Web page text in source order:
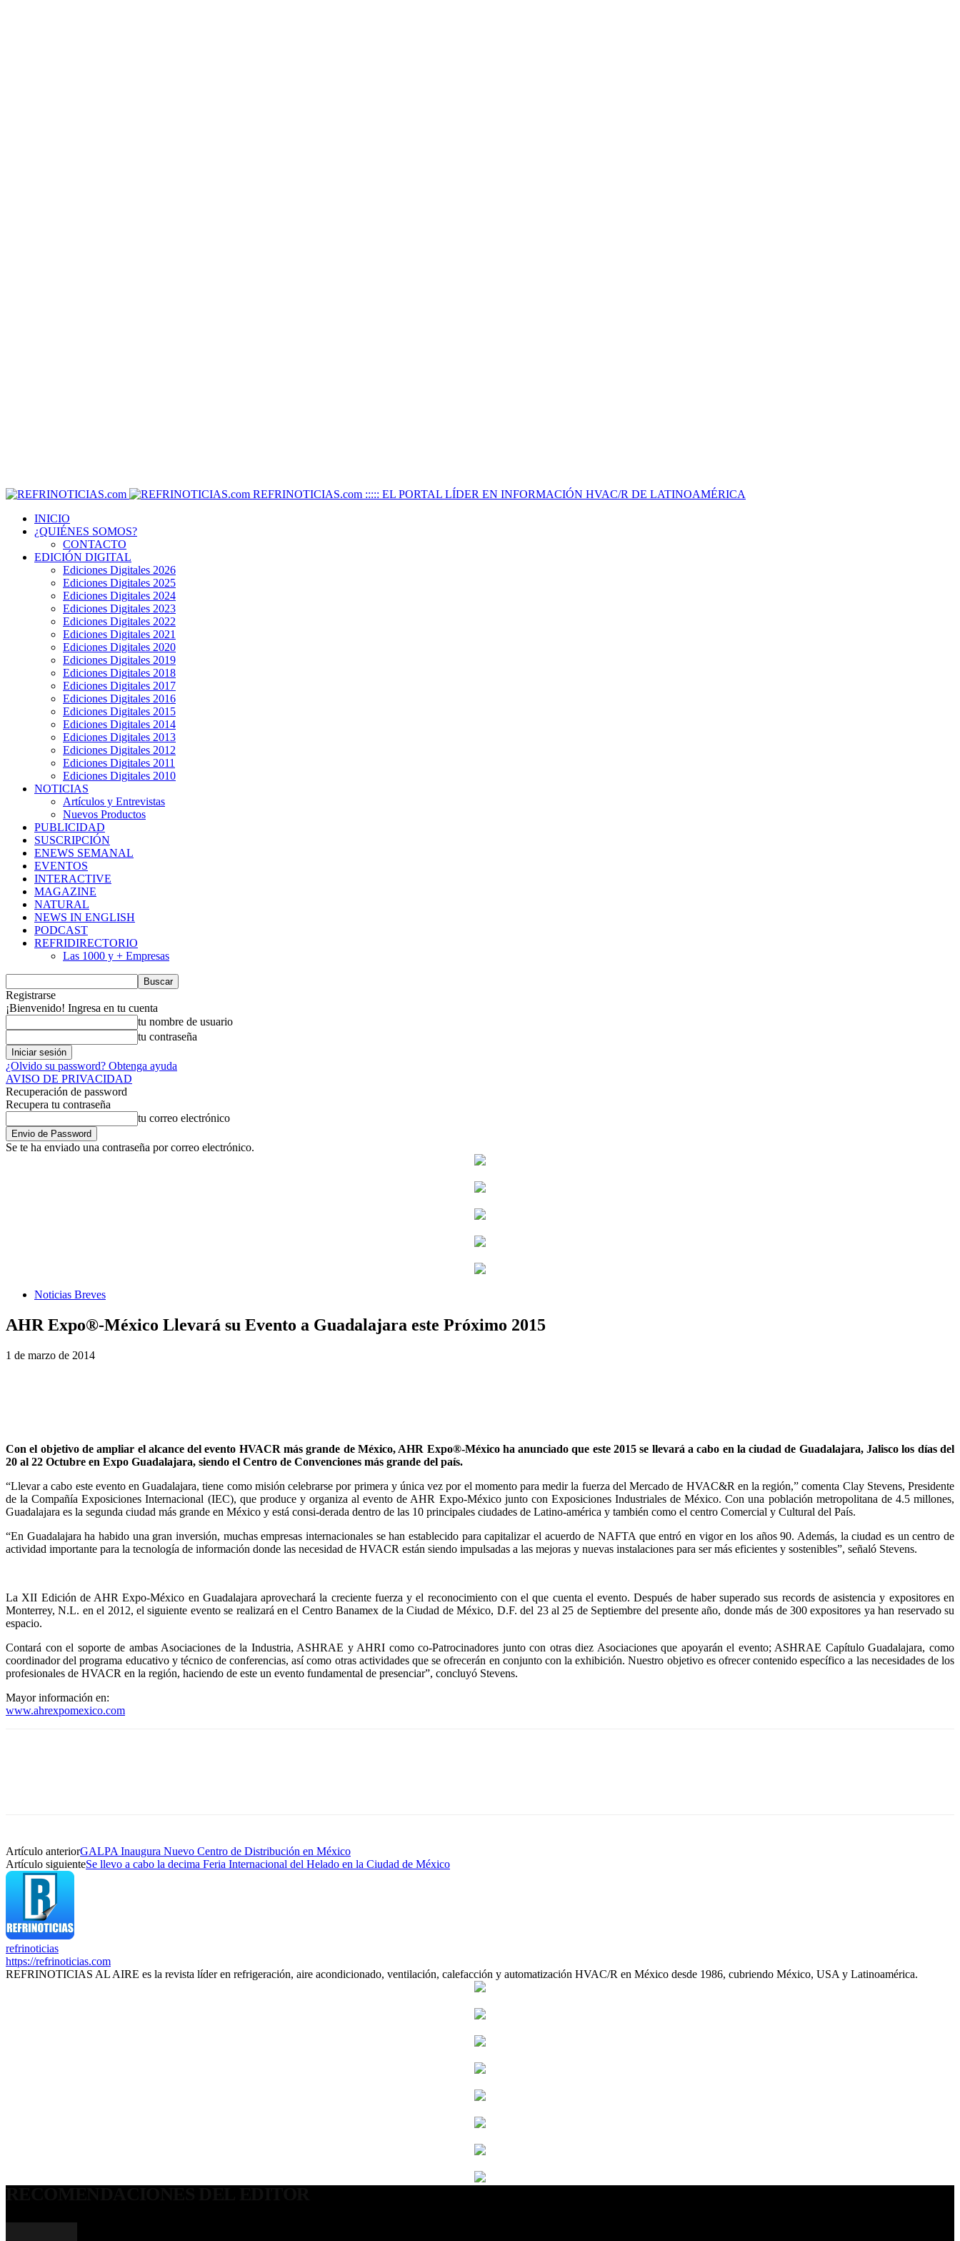
REFRINOTICIAS.com ::::: EL PORTAL LÍDER EN INFORMACIÓN HVAC/R DE LATINOAMÉRICA
INICIO
¿QUIÉNES SOMOS?
CONTACTO
EDICIÓN DIGITAL
Ediciones Digitales 2026
Ediciones Digitales 2025
Ediciones Digitales 2024
Ediciones Digitales 2023
Ediciones Digitales 2022
Ediciones Digitales 2021
Ediciones Digitales 2020
Ediciones Digitales 2019
Ediciones Digitales 2018
Ediciones Digitales 2017
Ediciones Digitales 2016
Ediciones Digitales 2015
Ediciones Digitales 2014
Ediciones Digitales 2013
Ediciones Digitales 2012
Ediciones Digitales 2011
Ediciones Digitales 2010
NOTICIAS
Artículos y Entrevistas
Nuevos Productos
PUBLICIDAD
SUSCRIPCIÓN
ENEWS SEMANAL
EVENTOS
INTERACTIVE
MAGAZINE
NATURAL
NEWS IN ENGLISH
PODCAST
REFRIDIRECTORIO
Las 1000 y + Empresas
Registrarse
¡Bienvenido! Ingresa en tu cuenta
tu nombre de usuario
tu contraseña
¿Olvido su password? Obtenga ayuda
AVISO DE PRIVACIDAD
Recuperación de password
Recupera tu contraseña
tu correo electrónico
Se te ha enviado una contraseña por correo electrónico.
Noticias Breves
AHR Expo®-México Llevará su Evento a Guadalajara este Próximo 2015
1 de marzo de 2014
Con el objetivo de ampliar el alcance del evento HVACR más grande de México, AHR Expo®-México ha anunciado que este 2015 se llevará a cabo en la ciudad de Guadalajara, Jalisco los días del
20 al 22 Octubre en Expo Guadalajara, siendo el Centro de Convenciones más grande del país.
“Llevar a cabo este evento en Guadalajara, tiene como misión celebrarse por primera y única vez por el momento para medir la fuerza del Mercado de HVAC&R en la región,” comenta Clay Stevens, Presidente
de la Compañía Exposiciones Internacional (IEC), que produce y organiza al evento de AHR Expo-México junto con Exposiciones Industriales de México. Con una población metropolitana de 4.5 millones,
Guadalajara es la segunda ciudad más grande en México y está consi-derada dentro de las 10 principales ciudades de Latino-américa y también como el centro Comercial y Cultural del País.
“En Guadalajara ha habido una gran inversión, muchas empresas internacionales se han establecido para capitalizar el acuerdo de NAFTA que entró en vigor en los años 90. Además, la ciudad es un centro de
actividad importante para la tecnología de información donde las necesidad de HVACR están siendo impulsadas a las mejoras y nuevas instalaciones para ser más eficientes y sostenibles”, señaló Stevens.
La XII Edición de AHR Expo-México en Guadalajara aprovechará la creciente fuerza y el reconocimiento con el que cuenta el evento. Después de haber superado sus records de asistencia y expositores en
Monterrey, N.L. en el 2012, el siguiente evento se realizará en el Centro Banamex de la Ciudad de México, D.F. del 23 al 25 de Septiembre del presente año, donde más de 300 expositores ya han reservado su
espacio.
Contará con el soporte de ambas Asociaciones de la Industria, ASHRAE y AHRI como co-Patrocinadores junto con otras diez Asociaciones que apoyarán el evento; ASHRAE Capítulo Guadalajara, como
coordinador del programa educativo y técnico de conferencias, así como otras actividades que se ofrecerán en conjunto con la exhibición. Nuestro objetivo es ofrecer contenido específico a las necesidades de los
profesionales de HVACR en la región, haciendo de este un evento fundamental de presenciar”, concluyó Stevens.
Mayor información en:
www.ahrexpomexico.com
Artículo anteriorGALPA Inaugura Nuevo Centro de Distribución en México
Artículo siguienteSe llevo a cabo la decima Feria Internacional del Helado en la Ciudad de México
refrinoticias
https://refrinoticias.com
REFRINOTICIAS AL AIRE es la revista líder en refrigeración, aire acondicionado, ventilación, calefacción y automatización HVAC/R en México desde 1986, cubriendo México, USA y Latinoamérica.